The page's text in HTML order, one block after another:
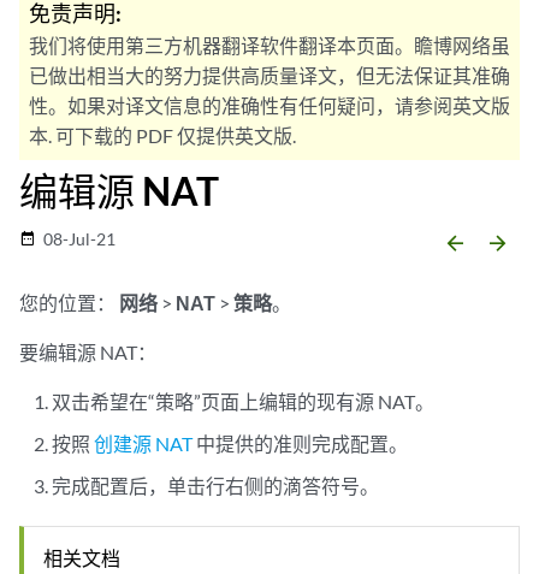
免责声明:
我们将使用第三方机器翻译软件翻译本页面。瞻博网络虽
已做出相当大的努力提供高质量译文，但无法保证其准确
性。如果对译文信息的准确性有任何疑问，请参阅英文版
本. 可下载的 PDF 仅提供英文版.
编辑源 NAT
date_range 08-Jul-21 arrow_backward arrow_forward
您的位置： 网络 > NAT > 策略。
要编辑源 NAT：
双击希望在“策略”页面上编辑的现有源 NAT。
按照创建源 NAT中提供的准则完成配置。
完成配置后，单击行右侧的滴答符号。
相关文档